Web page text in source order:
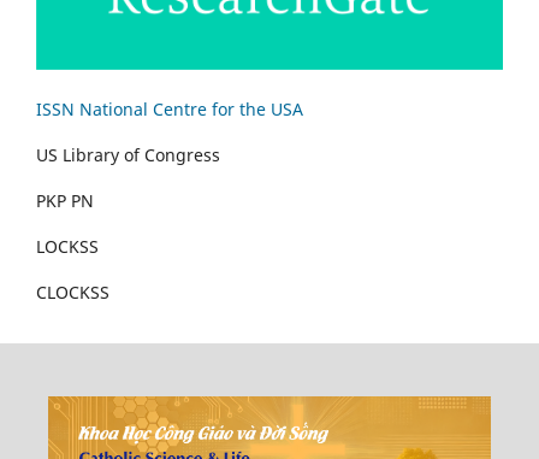
ISSN National Centre for the USA
US Library of Congress
PKP PN
LOCKSS
CLOCKSS